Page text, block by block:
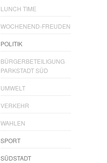
LUNCH TIME
WOCHENEND-FREUDEN
POLITIK
BÜRGERBETEILIGUNG
PARKSTADT SÜD
UMWELT
VERKEHR
WAHLEN
SPORT
SÜDSTADT